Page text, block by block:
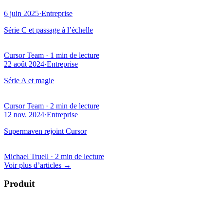
6 juin 2025·Entreprise
Série C et passage à l’échelle
Cursor Team · 1 min de lecture
22 août 2024·Entreprise
Série A et magie
Cursor Team · 2 min de lecture
12 nov. 2024·Entreprise
Supermaven rejoint Cursor
Michael Truell · 2 min de lecture
Voir plus d’articles →
Produit